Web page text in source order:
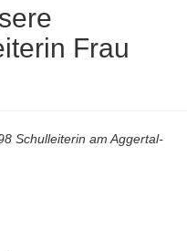
Frau
Schulleiterin am Aggertal-